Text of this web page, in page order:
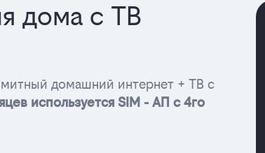
дома с ТВ
домашний интернет + ТВ с
используется SIM - АП с 4го